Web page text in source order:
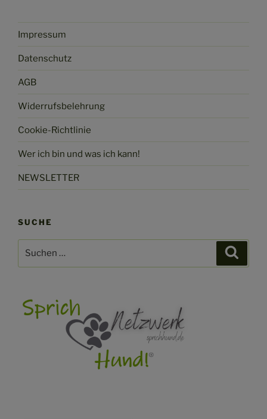
Impressum
Datenschutz
AGB
Widerrufsbelehrung
Cookie-Richtlinie
Wer ich bin und was ich kann!
NEWSLETTER
SUCHE